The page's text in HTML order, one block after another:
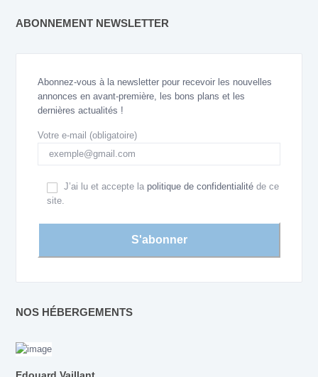
ABONNEMENT NEWSLETTER
Abonnez-vous à la newsletter pour recevoir les nouvelles
annonces en avant-première, les bons plans et les
dernières actualités !
Votre e-mail (obligatoire)
J’ai lu et accepte la politique de confidentialité de ce
site.
NOS HÉBERGEMENTS